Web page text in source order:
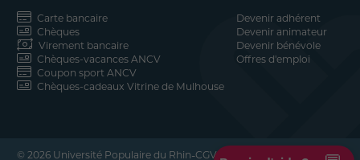
Carte bancaire
Chèques
Virement bancaire
Chèques-vacances ANCV
Coupon sport ANCV
Chèques-cadeaux Vitrine de Mulhouse
Devenir adhérent
Devenir animateur
Devenir bénévole
Offres d'emploi
© 2026 Université Populaire du Rhin-CGV-